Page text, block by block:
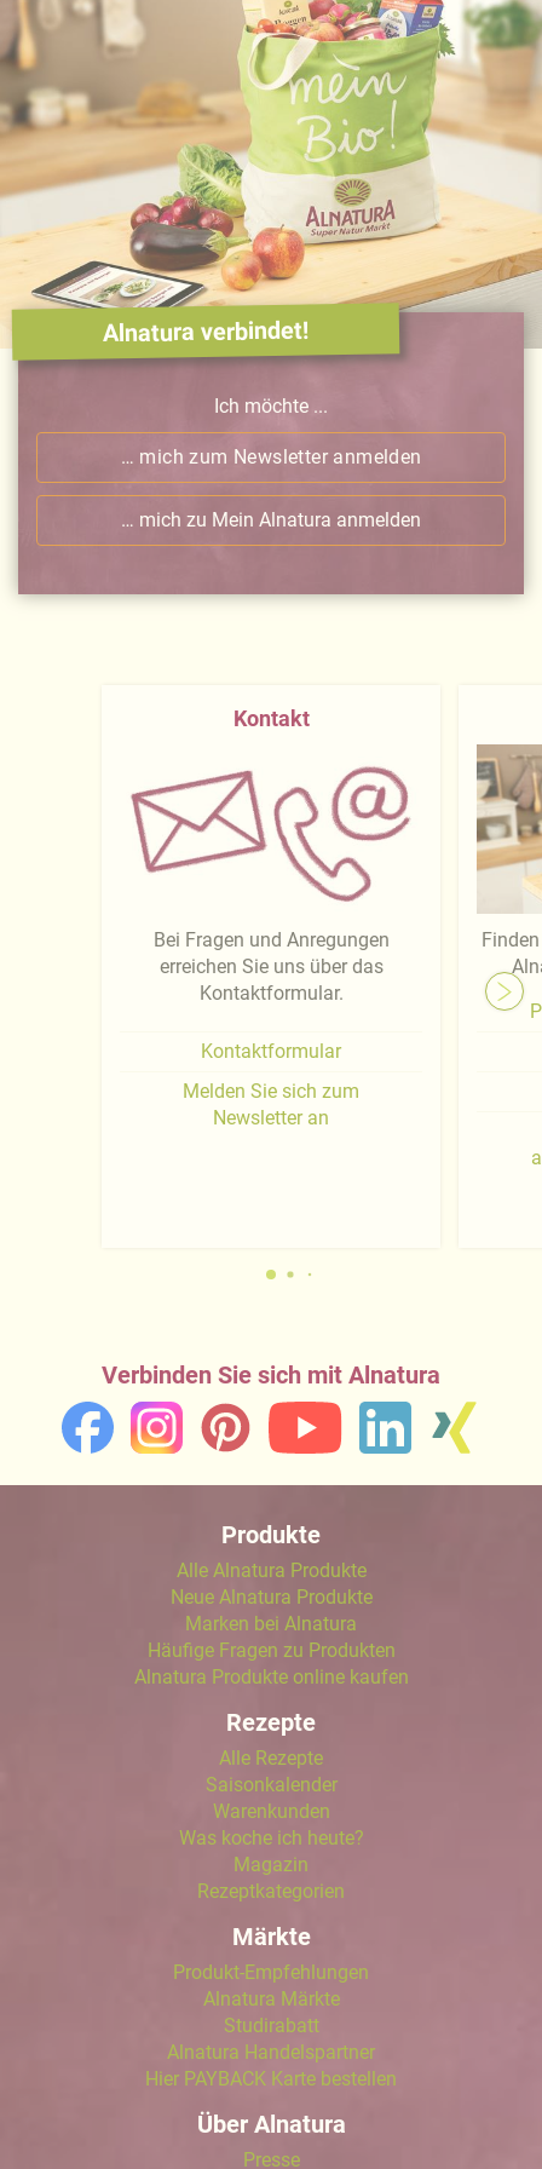
Alnatura verbindet!
Ich möchte ...
… mich zum Newsletter anmelden
… mich zu Mein Alnatura anmelden
Kontakt
Bei Fragen und Anregungen
erreichen Sie uns über das
Kontaktformular.
Kontaktformular
Melden Sie sich zum
Newsletter an
Verbinden Sie sich mit Alnatura
Produkte
Alle Alnatura Produkte
Neue Alnatura Produkte
Marken bei Alnatura
Häufige Fragen zu Produkten
Alnatura Produkte online kaufen
Rezepte
Alle Rezepte
Saisonkalender
Warenkunden
Was koche ich heute?
Magazin
Rezeptkategorien
Märkte
Produkt-Empfehlungen
Alnatura Märkte
Studirabatt
Alnatura Handelspartner
Hier PAYBACK Karte bestellen
Über Alnatura
Presse